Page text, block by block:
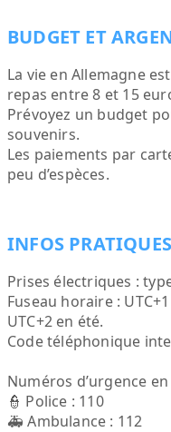
BUDGET ET
La vie en Allemagne
repas entre 8 et 15
Prévoyez un budget
souvenirs.
Les paiements par
peu d’espèces.
INFOS PRATIQUES
Prises électriques :
Fuseau horaire :
UTC+2 en été.
Code téléphonique
Numéros d’urgence
👮 Police : 110
🚑 Ambulance : 112